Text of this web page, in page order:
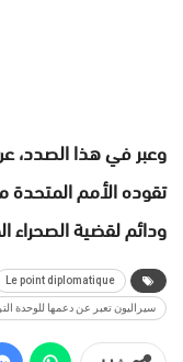
وعبر في هذا الصدد،
تقوده الأمم
ودائم لقضية الصحراء
Le point diplomatique
سيراليون تعبر عن دعمها للوحدة